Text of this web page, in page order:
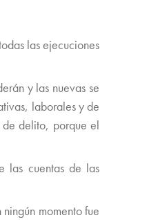
las ejecuciones
y las nuevas se
laborales y de
de delito, porque el
las cuentas de las
momento fue